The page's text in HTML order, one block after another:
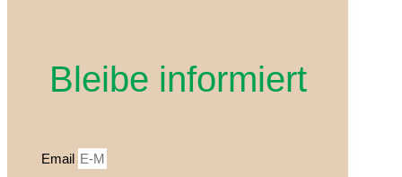
Bleibe informiert
Email